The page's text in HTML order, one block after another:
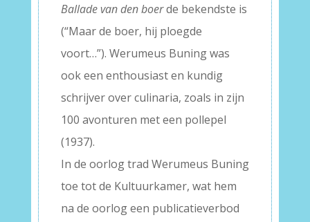
Ballade van den boerde bekendste is
(“Maar de boer, hij ploegde
voort…”). Werumeus Buning was
ook een enthousiast en kundig
schrijver over culinaria, zoals in zijn
100 avonturen met een pollepel
(1937).
In de oorlog trad Werumeus Buning
toe tot de Kultuurkamer, wat hem
na de oorlog een publicatieverbod